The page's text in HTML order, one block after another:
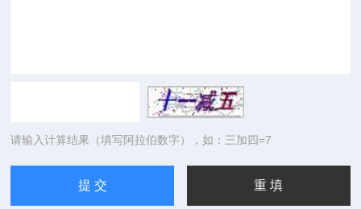
请输入计算结果（填写阿拉伯数字），如：三加四=7